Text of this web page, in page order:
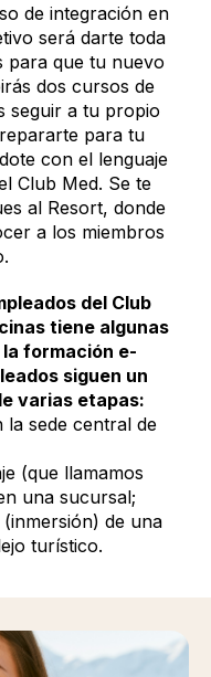
de integración en
será darte toda
para que tu nuevo
dos cursos de
seguir a tu propio
para tu
con el lenguaje
Club Med. Se te
al Resort, donde
a los miembros
del Club
tiene algunas
formación e-
siguen un
varias etapas:
la sede central de
(que llamamos
una sucursal;
de una
turístico.